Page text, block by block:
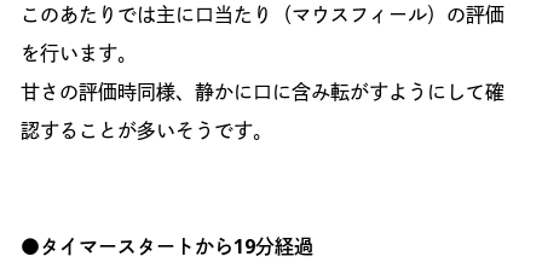
このあたりでは主に口当たり（マウスフィール）の評価
を行います。
甘さの評価時同様、静かに口に含み転がすようにして確
認することが多いそうです。
●タイマースタートから19分経過